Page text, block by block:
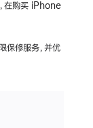
在购买 iPhone
修服务，并优